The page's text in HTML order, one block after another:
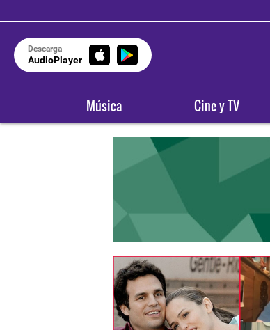
Descarga
AudioPlayer
Música Cine y TV